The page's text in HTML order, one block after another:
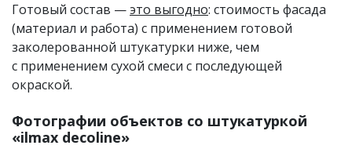
Готовый состав —это выгодно: стоимость фасада
(материал и работа) с применением готовой
заколерованной штукатурки ниже, чем
с применением сухой смеси с последующей
окраской.
Фотографии объектов со штукатуркой
«ilmax decoline»